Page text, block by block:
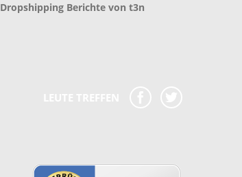
Dropshipping Berichte von t3n